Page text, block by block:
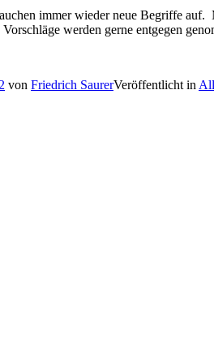
immer wieder neue Begriffe
werden gerne entgegen
von Friedrich SaurerVeröffentlicht in